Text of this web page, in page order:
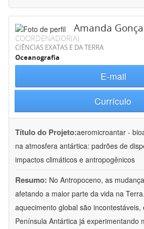
Amanda
COORDENADOR(A)
CIÊNCIAS EXATAS E DA TERRA
Oceanografia
E-mail
Currículo
Título do Projeto:aeromicroantar -
na atmosfera antártica: padrões de
impactos climáticos e antropogênicos
Resumo: No Antropoceno, as
afetando a maior parte da vida na
aquecimento global são
Península Antártica já experimentando